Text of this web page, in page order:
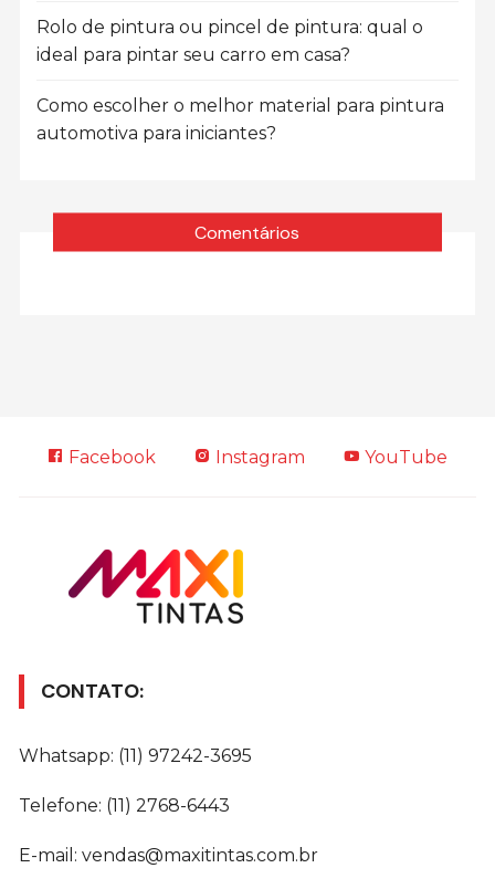
Rolo de pintura ou pincel de pintura: qual o
ideal para pintar seu carro em casa?
Como escolher o melhor material para pintura
automotiva para iniciantes?
Comentários
Facebook Instagram YouTube
CONTATO:
Whatsapp: (11) 97242-3695
Telefone: (11) 2768-6443
E-mail: vendas@maxitintas.com.br